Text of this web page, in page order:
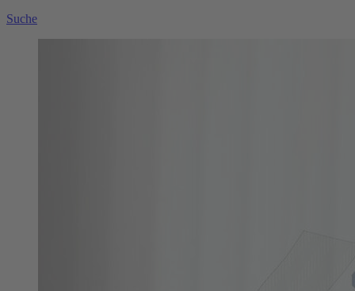
Suche